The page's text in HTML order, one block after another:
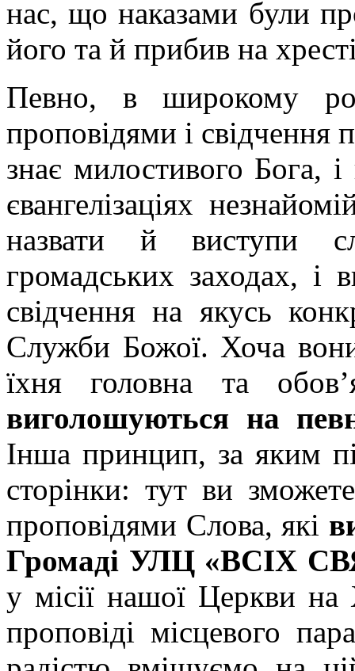
нас, що наказами були
його та й прибив на
Певно, в широкому
проповідями і свідчення
знає милостивого Бога,
євангелізаціях
назвати й виступи
громадських заходах, і
свідчення на якусь
Служби Божої. Хоча
їхня головна та
виголошуються на
Інша принцип, за яким
сторінки: тут ви
проповідями Слова, які
Громаді УЛЦ «ВСІХ
у місії нашої Церкви на
проповіді місцевого